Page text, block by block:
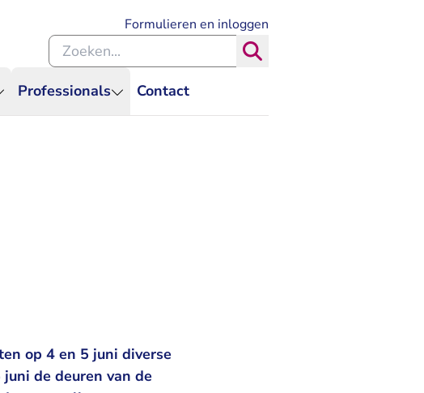
Professionals Contact
Formulieren en inloggen
Zoeken binnen de Rechtspraak
op 4 en 5 juni diverse
de deuren van de